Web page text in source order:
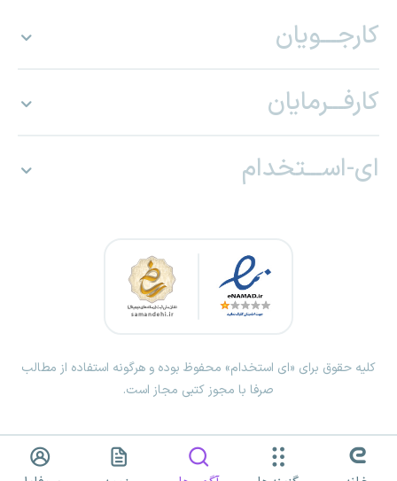
کارجـــویان
کارفـــرمایان
ای-اســـتخدام
کلیه حقوق برای «ای استخدام» محفوظ بوده و هرگونه استفاده از مطالب
صرفا با مجوز کتبی مجاز است.